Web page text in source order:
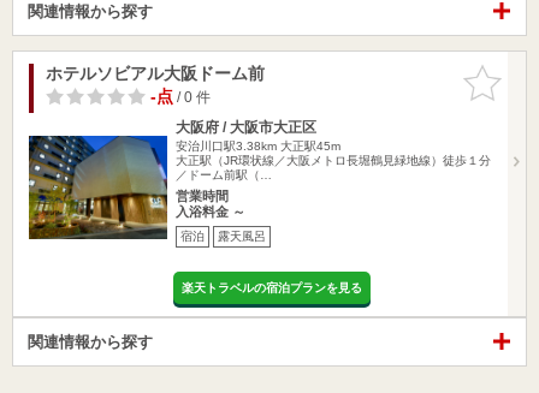
関連情報から探す
お気に入
りに追加
ホテルソビアル大阪ドーム前
-点/ 0 件
大阪府 / 大阪市大正区
安治川口駅3.38km 大正駅45m
大正駅（JR環状線／大阪メトロ長堀鶴見緑地線）徒歩１分
／ドーム前駅（…
営業時間
入浴料金 ～
宿泊 露天風呂
楽天トラベルの宿泊プランを見る
関連情報から探す